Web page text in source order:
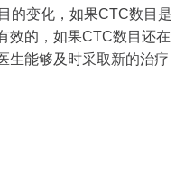
的变化，如果CTC数目是
效的，如果CTC数目还在
生能够及时采取新的治疗